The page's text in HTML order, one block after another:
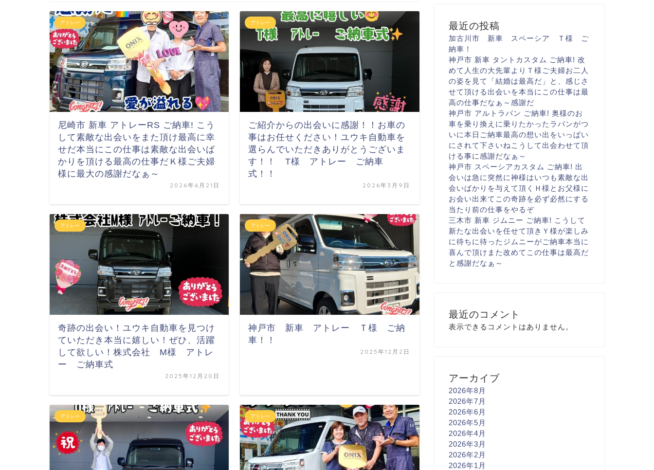
アトレー
尼崎市 新車 アトレーRS ご納車! こう
して素敵な出会いを また頂け最高に幸
せだ本当にこの仕事は素敵な出会いば
かりを頂ける最高の仕事だ Ｋ様ご夫婦
様に最大の感謝だなぁ～
2026年6月21日
アトレー
ご紹介からの出会いに感謝！！お車の
事はお任せください！ユウキ自動車を
選らんでいただきありがとうございま
す！！ T様 アトレー ご納車
式！！
2026年3月9日
アトレー
奇跡の出会い！ユウキ自動車を見つけ
ていただき本当に嬉しい！ぜひ、活躍
して欲しい！株式会社 M様 アトレ
ー ご納車式
2025年12月20日
アトレー
神戸市 新車 アトレー Ｔ様 ご納
車！！
2025年12月2日
アトレー アトレー
最近の投稿
加古川市 新車 スペーシア Ｔ様 ご
納車！
神戸市 新車 タントカスタム ご納車! 改
めて人生の大先輩より Ｔ様ご夫婦お二人
の姿を見て
「結婚は最高だ 」と、感じさ
せて頂ける出会いを本当にこの仕事は最
高の仕事だなぁ～ 感謝だ
神戸市 アルトラパン ご納車! 奥様のお
車を乗り換えに乗りたかったラパンがつ
いに本日ご納車最高の想い出をいっぱい
に されて下さいね こうして出会わせて頂
ける事に感謝だなぁ～
神戸市 スペーシアカスタム ご納車! 出
会いは急に 突然に神様はいつも素敵な出
会いばかりを与えて頂く Ｈ様とお父様に
お会い出来て この奇跡を必ず必然にする
当たり前の仕事をやるぞ
三木市 新車 ジムニー ご納車! こうして
新たな出会いを任せて頂き Ｙ様が楽しみ
に待ちに待ったジムニーがご納車本当に
喜んで頂け また改めてこの仕事は最高だ
と 感謝だなぁ～
最近のコメント
表示できるコメントはありません。
アーカイブ
2026年8月
2026年7月
2026年6月
2026年5月
2026年4月
2026年3月
2026年2月
2026年1月